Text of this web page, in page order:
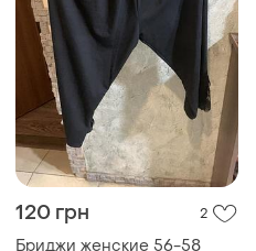
120 грн 2
Бриджи женские 56-58